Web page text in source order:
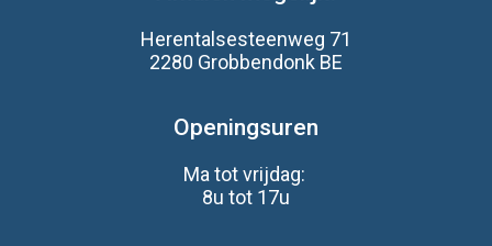
Herentalsesteenweg 71
2280 Grobbendonk BE
Openingsuren
Ma tot vrijdag:
8u tot 17u